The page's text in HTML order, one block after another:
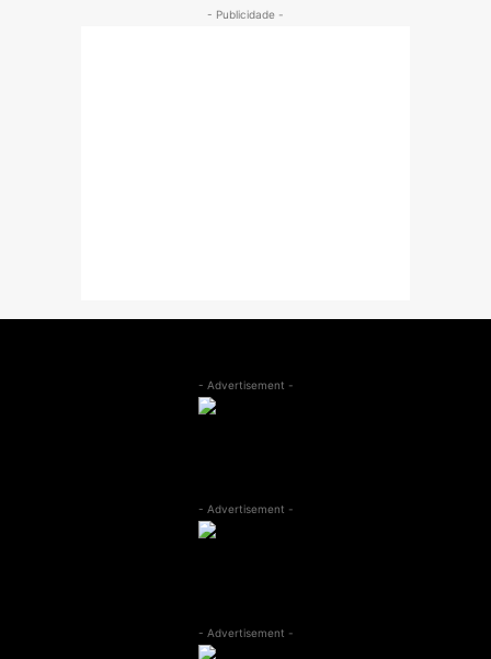
- Publicidade -
- Advertisement -
- Advertisement -
- Advertisement -